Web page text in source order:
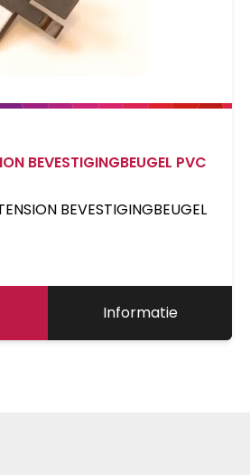
BEVESTIGINGBEUGEL PVC
BEVESTIGINGBEUGEL
Informatie